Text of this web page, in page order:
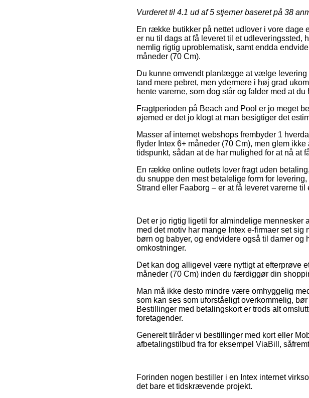
Vurderet til 4.1 ud af 5 stjerner baseret på 38
En række butikker på nettet udlover i vore dage
er nu til dags at få leveret til et udleveringssted,
nemlig rigtig uproblematisk, samt endda
måneder (70 Cm).
Du kunne omvendt planlægge at vælge
tand mere pebret, men ydermere i høj grad
hente varerne, som dog står og falder med at
Fragtperioden på Beach and Pool er jo meget
øjemed er det jo klogt at man besigtiger det
Masser af internet webshops frembyder 1
flyder Intex 6+ måneder (70 Cm), men glem
tidspunkt, sådan at de har mulighed for at nå at
En række online outlets lover fragt uden
du snuppe den mest betalelige form for
Strand eller Faaborg – er at få leveret varerne til
Det er jo rigtig ligetil for almindelige mennesker
med det motiv har mange Intex e-firmaer set
børn og babyer, og endvidere også til damer
omkostninger.
Det kan dog alligevel være nyttigt at efterprøve
måneder (70 Cm) inden du færdiggør din
Man må ikke desto mindre være omhyggelig
som kan ses som uforståeligt overkommelig,
Bestillinger med betalingskort er trods alt
foretagender.
Generelt tilråder vi bestillinger med kort eller
afbetalingstilbud fra for eksempel ViaBill,
Forinden nogen bestiller i en Intex internet
det bare et tidskrævende projekt.